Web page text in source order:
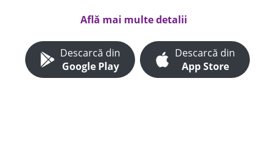
Află mai multe detalii
Descarcă din
Google Play
Descarcă din
App Store